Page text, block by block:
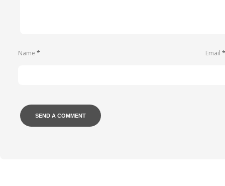
Name * Email *